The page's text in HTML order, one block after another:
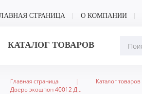
СТРАНИЦА О КОМПАНИИ
КАТАЛОГ ТОВАРОВ
Главная страница | Каталог товаров
Дверь экошпон 40012 Дуб французский